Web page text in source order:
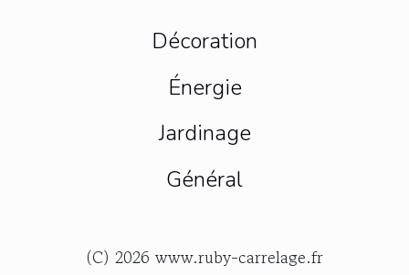
Décoration
Énergie
Jardinage
Général
(C) 2026 www.ruby-carrelage.fr